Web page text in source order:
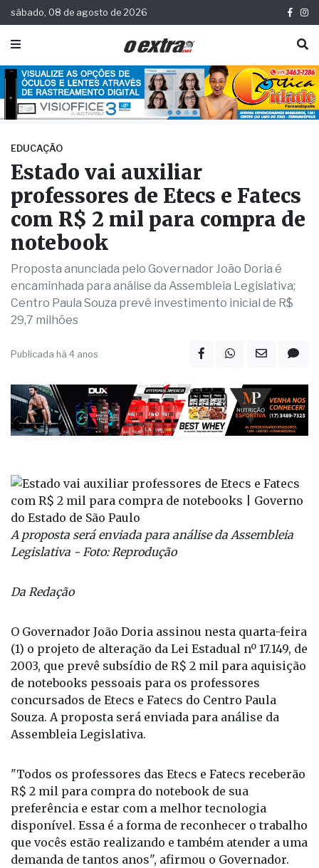
sábado, 08 de agosto de 2026
EDUCAÇÃO
Estado vai auxiliar
professores de Etecs e Fatecs
com R$ 2 mil para compra de
notebook
Proposta anunciada pelo Governador João Doria é
encaminhada para análise da Assembleia Legislativa;
Centro Paula Souza prevê investimento inicial de R$
29,7 milhões
Publicada há 4 anos
A proposta será enviada para análise da Assembleia
Legislativa - Foto: Reprodução
Da Redação
O Governador João Doria assinou nesta quarta-feira
(1) o projeto de alteração da Lei Estadual nº 17.149, de
2003, que prevê subsídio de R$ 2 mil para aquisição
de notebooks pessoais para os professores
concursados de Etecs e Fatecs do Centro Paula
Souza. A proposta será enviada para análise da
Assembleia Legislativa.
"Todos os professores das Etecs e Fatecs receberão
R$ 2 mil para compra do notebook de sua
preferência e estar com a melhor tecnologia
disponível. Essa é a forma de reconhecer o trabalho
que vocês estão realizando e também atender a uma
demanda de tantos anos", afirmou o Governador.